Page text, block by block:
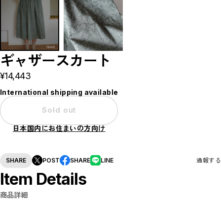
ギャザースカート
¥14,443
International shipping available
Sold out
日本国内にお住まいの方向け
SHARE POST SHARE LINE 通報する
Item Details
商品詳細